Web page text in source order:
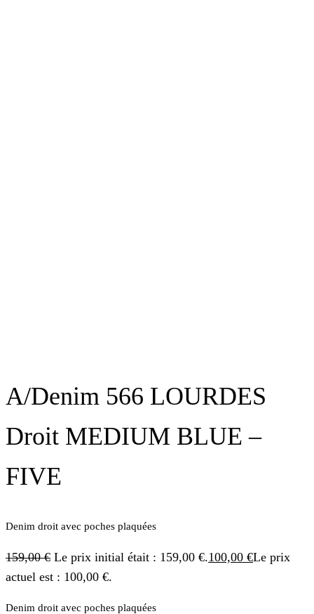
A/Denim 566 LOURDES
Droit MEDIUM BLUE –
FIVE
Denim droit avec poches plaquées
159,00€ Le prix initial était : 159,00 €.100,00 €Le prix
actuel est : 100,00 €.
Denim droit avec poches plaquées